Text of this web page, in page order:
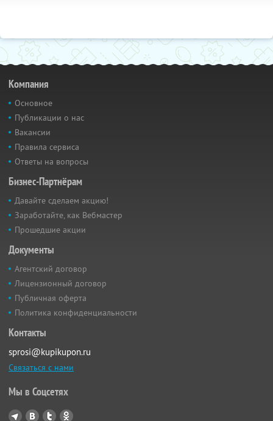
Компания
Основное
Публикации о нас
Вакансии
Правила сервиса
Ответы на вопросы
Бизнес-Партнёрам
Давайте сделаем акцию!
Заработайте, как Вебмастер
Прошедшие акции
Документы
Агентский договор
Лицензионный договор
Публичная оферта
Политика конфиденциальности
Контакты
sprosi@kupikupon.ru
Связаться с нами
Мы в Соцсетях